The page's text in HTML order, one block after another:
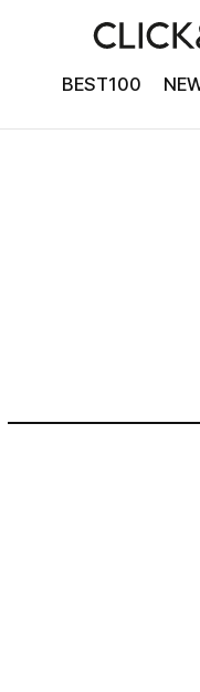
BEST100
여름의 끝
감각적인